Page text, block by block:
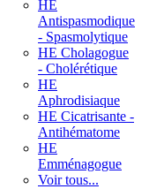
HE
Antispasmodique
- Spasmolytique
HE Cholagogue
- Cholérétique
HE
Aphrodisiaque
HE Cicatrisante -
Antihématome
HE
Emménagogue
Voir tous...